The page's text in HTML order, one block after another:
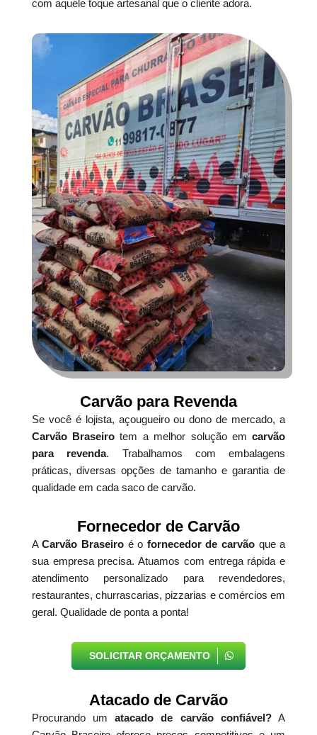
com aquele toque artesanal que o cliente adora.
Carvão para Revenda
Se você é lojista, açougueiro ou dono de mercado, a
Carvão Braseiro tem a melhor solução emcarvão
para revenda. Trabalhamos com embalagens
práticas, diversas opções de tamanho e garantia de
qualidade em cada saco de carvão.
Fornecedor de Carvão
ACarvão Braseiro é o fornecedor de carvão que a
sua empresa precisa. Atuamos com entrega rápida e
atendimento personalizado para revendedores,
restaurantes, churrascarias, pizzarias e comércios em
geral. Qualidade de ponta a ponta!
SOLICITAR ORÇAMENTO
Atacado de Carvão
Procurando umatacado de carvão confiável?A